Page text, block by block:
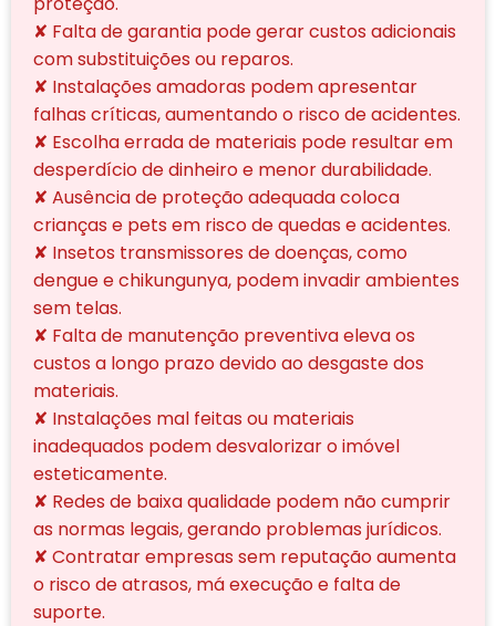
✘ Falta de garantia pode gerar custos adicionais
com substituições ou reparos.
✘ Instalações amadoras podem apresentar
falhas críticas, aumentando o risco de acidentes.
✘ Escolha errada de materiais pode resultar em
desperdício de dinheiro e menor durabilidade.
✘ Ausência de proteção adequada coloca
crianças e pets em risco de quedas e acidentes.
✘ Insetos transmissores de doenças, como
dengue e chikungunya, podem invadir ambientes
sem telas.
✘ Falta de manutenção preventiva eleva os
custos a longo prazo devido ao desgaste dos
materiais.
✘ Instalações mal feitas ou materiais
inadequados podem desvalorizar o imóvel
esteticamente.
✘ Redes de baixa qualidade podem não cumprir
as normas legais, gerando problemas jurídicos.
✘ Contratar empresas sem reputação aumenta
o risco de atrasos, má execução e falta de
suporte.